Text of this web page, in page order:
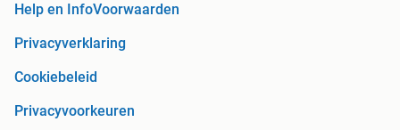
Help en InfoVoorwaarden
Privacyverklaring
Cookiebeleid
Privacyvoorkeuren